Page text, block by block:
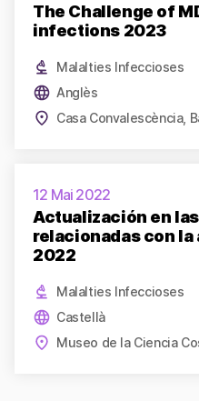
The Challenge of
infections 2023
Malalties Infeccioses
Anglès
Casa Convalescència,
12 Mai 2022
Actualización en
relacionadas con
2022
Malalties Infeccioses
Castellà
Museo de la Ciencia